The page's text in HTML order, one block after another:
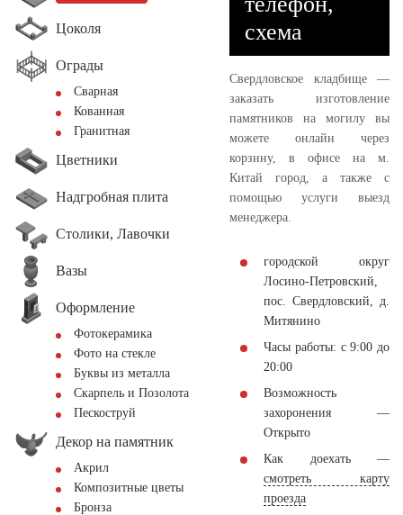
Цоколя
Ограды
Сварная
Кованная
Гранитная
Цветники
Надгробная плита
Столики, Лавочки
Вазы
Оформление
Фотокерамика
Фото на стекле
Буквы из металла
Скарпель и Позолота
Пескоструй
Декор на памятник
Акрил
Композитные цветы
Бронза
схема
Свердловское кладбище —
заказать изготовление
памятников на могилу вы
можете онлайн через
корзину, в офисе на м.
Китай город, а также с
помощью услуги выезд
менеджера.
городской округ
Лосино-Петровский,
пос. Свердловский, д.
Митянино
Часы работы: с 9:00 до
20:00
Возможность
захоронения —
Открыто
Как доехать —
смотреть карту
проезда